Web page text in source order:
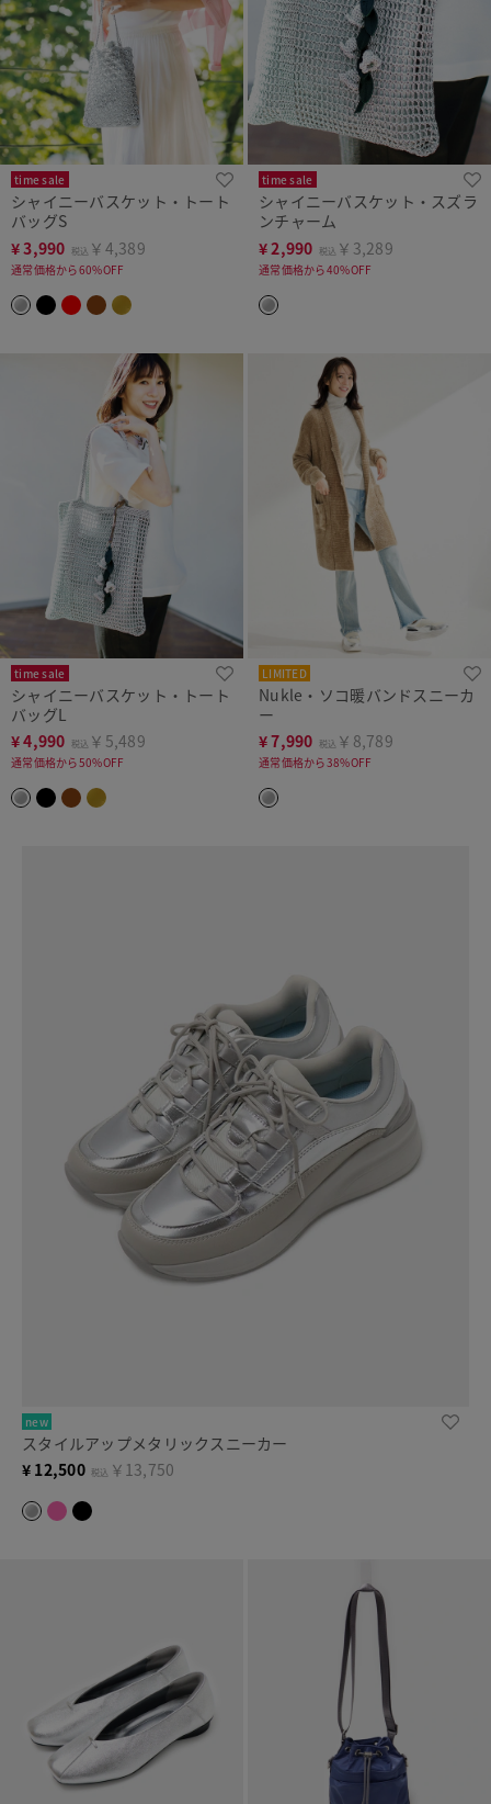
time sale
シャイニーバスケット・トート
バッグS
¥3,990 税込 ￥4,389
通常価格から60%OFF
time sale
シャイニーバスケット・スズラ
ンチャーム
¥2,990 税込 ￥3,289
通常価格から40%OFF
time sale
シャイニーバスケット・トート
バッグL
¥4,990 税込 ￥5,489
通常価格から50%OFF
LIMITED
Nukle・ソコ暖バンドスニーカ
ー
¥7,990 税込 ￥8,789
通常価格から38%OFF
new
スタイルアップメタリックスニーカー
¥ 12,500 税込 ￥13,750